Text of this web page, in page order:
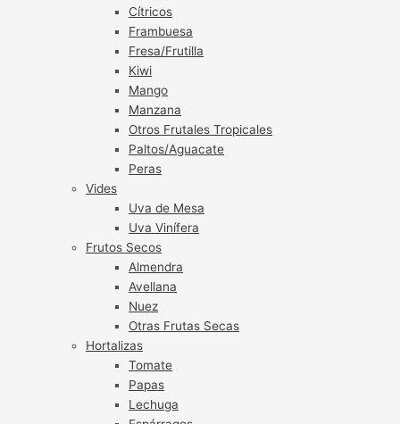
Cítricos
Frambuesa
Fresa/Frutilla
Kiwi
Mango
Manzana
Otros Frutales Tropicales
Paltos/Aguacate
Peras
Vides
Uva de Mesa
Uva Vinífera
Frutos Secos
Almendra
Avellana
Nuez
Otras Frutas Secas
Hortalizas
Tomate
Papas
Lechuga